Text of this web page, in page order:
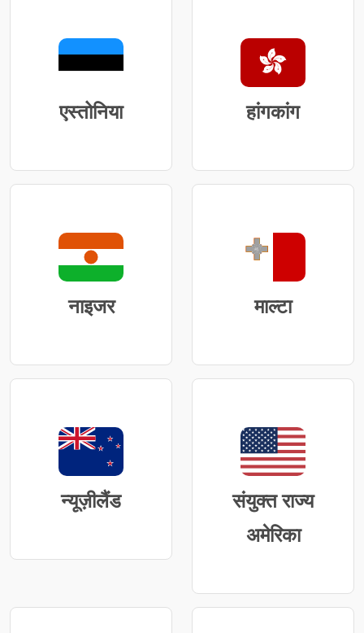
एस्तोनिया हांगकांग
नाइजर माल्टा
न्यूज़ीलैंड
संयुक्त राज्य
अमेरिका